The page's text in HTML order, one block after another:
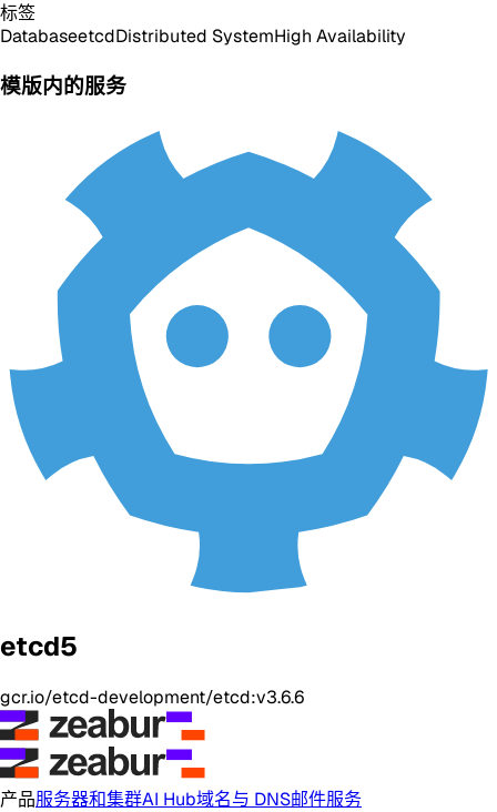
标签
DatabaseetcdDistributed SystemHigh Availability
模版内的服务
etcd5
gcr.io/etcd-development/etcd:v3.6.6
产品服务器和集群AI Hub域名与 DNS邮件服务